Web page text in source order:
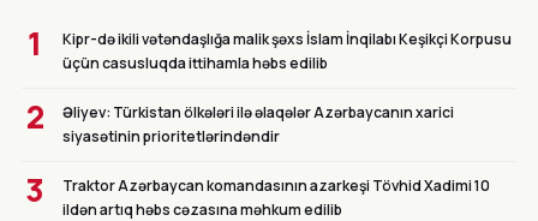
1
Kipr-də ikili vətəndaşlığa malik şəxs İslam İnqilabı Keşikçi Korpusu
üçün casusluqda ittihamla həbs edilib
2
Əliyev: Türkistan ölkələri ilə əlaqələr Azərbaycanın xarici
siyasətinin prioritetlərindəndir
3
Traktor Azərbaycan komandasının azarkeşi Tövhid Xadimi 10
ildən artıq həbs cəzasına məhkum edilib